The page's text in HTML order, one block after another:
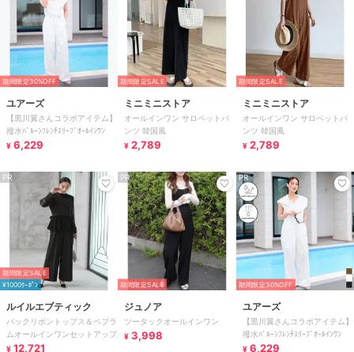
期間限定30%OFF
ユアーズ
【黒川翼さんコラボアイテム】
撥水ﾊﾞﾙｰﾝﾌﾚﾝﾁｽﾘｰﾌﾞｵｰﾙｲﾝﾜﾝ
¥ 6,229
期間限定SALE
ミニミニストア
オールインワン サロペットパ
ンツ 韓国風
¥ 2,789
期間限定SALE
ミニミニストア
オールインワン サロペットパ
ンツ 韓国風
¥ 2,789
PR
期間限定SALE
¥1000ｸｰﾎﾟﾝ
ルイルエブティック
バックリボントップス＆ペプラ
ムオールインワンセットアップ
¥ 12,721
PR
期間限定SALE
ジュノア
ツータックオールインワン
¥ 3,998
PR
期間限定30%OFF
ユアーズ
【黒川翼さんコラボアイテム】
撥水ﾊﾞﾙｰﾝﾌﾚﾝﾁｽﾘｰﾌﾞｵｰﾙｲﾝﾜﾝ
¥ 6,229